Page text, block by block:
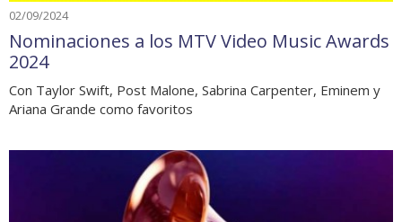
02/09/2024
Nominaciones a los MTV Video Music Awards
2024
Con Taylor Swift, Post Malone, Sabrina Carpenter, Eminem y
Ariana Grande como favoritos